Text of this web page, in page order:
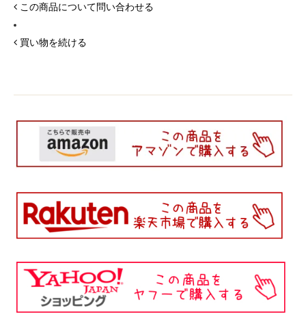
この商品について問い合わせる
買い物を続ける